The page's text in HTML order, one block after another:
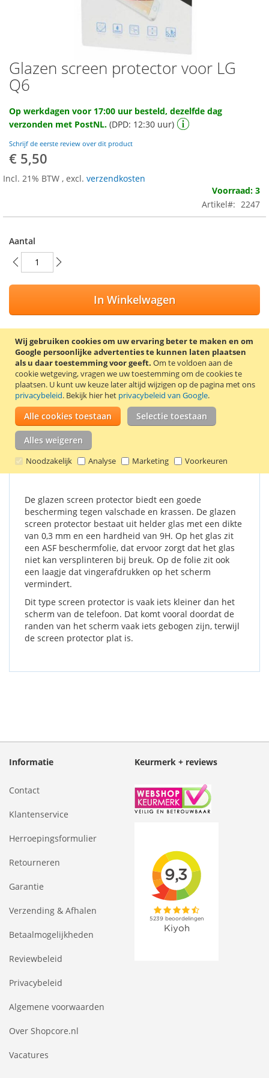
Wij gebruiken cookies om uw ervaring beter te maken en om
Google persoonlijke advertenties te kunnen laten plaatsen
als u daar toestemming voor geeft. Om te voldoen aan de
cookie wetgeving, vragen we uw toestemming om de cookies te
plaatsen. U kunt uw keuze later altijd wijzigen op de pagina met ons
privacybeleid. Bekijk hier het privacybeleid van Google.
Alle cookies toestaan Selectie toestaan
Alles weigeren
Noodzakelijk Analyse Marketing Voorkeuren
Ga
naar
het
van
de
gallerij
Glazen screen protector voor LG
Q6
Op werkdagen voor 17:00 uur besteld, dezelfde dag
verzonden met PostNL. (DPD: 12:30 uur)
Schrijf de eerste review over dit product
€ 5,50
Incl. 21% BTW , excl. verzendkosten
Voorraad: 3
Artikel
2247
Aantal
In Winkelwagen
VOEG TOE AAN VERLANGLIJST
TOEVOEGEN OM TE VERGELIJKEN
Screen protector van gehard glas voor de LG Q6. De screen
protector wordt geleverd met 2 schoonmaakdoekjes, waarmee
het scherm eerst schoongemaakt kan worden.
Details Productkenmerken Reviews
De glazen screen protector biedt een goede
bescherming tegen valschade en krassen. De glazen
screen protector bestaat uit helder glas met een dikte
van 0,3 mm en een hardheid van 9H. Op het glas zit
een ASF beschermfolie, dat ervoor zorgt dat het glas
niet kan versplinteren bij breuk. Op de folie zit ook
een laagje dat vingerafdrukken op het scherm
vermindert.
Dit type screen protector is vaak iets kleiner dan het
scherm van de telefoon. Dat komt vooral doordat de
randen van het scherm vaak iets gebogen zijn, terwijl
de screen protector plat is.
Informatie
Contact
Klantenservice
Herroepingsformulier
Retourneren
Garantie
Verzending & Afhalen
Betaalmogelijkheden
Reviewbeleid
Privacybeleid
Algemene voorwaarden
Over Shopcore.nl
Vacatures
Keurmerk + reviews